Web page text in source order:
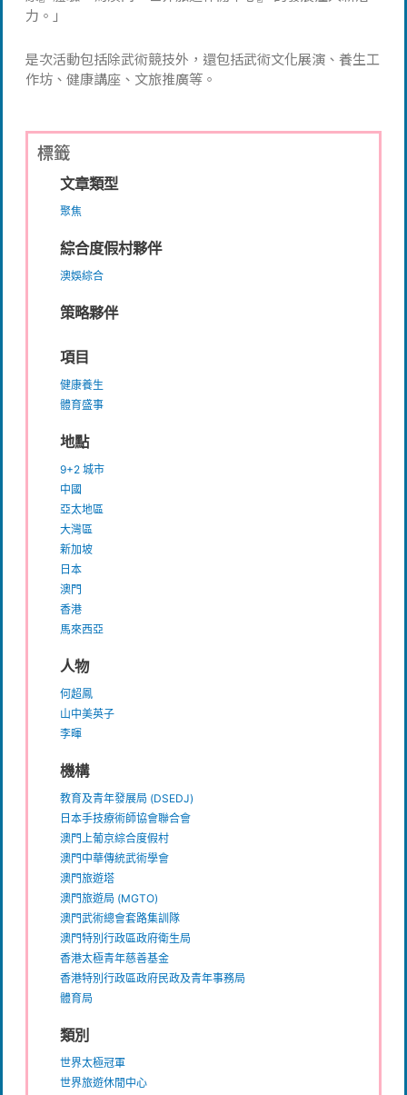
力。」
是次活動包括除武術競技外，還包括武術文化展演、養生工
作坊、健康講座、文旅推廣等。
標籤
文章類型
聚焦
綜合度假村夥伴
澳娛綜合
策略夥伴
項目
健康養生
體育盛事
地點
9+2 城市
中國
亞太地區
大灣區
新加坡
日本
澳門
香港
馬來西亞
人物
何超鳳
山中美英子
李暉
機構
教育及青年發展局 (DSEDJ)
日本手技療術師協會聯合會
澳門上葡京綜合度假村
澳門中華傳統武術學會
澳門旅遊塔
澳門旅遊局 (MGTO)
澳門武術總會套路集訓隊
澳門特別行政區政府衛生局
香港太極青年慈善基金
香港特別行政區政府民政及青年事務局
體育局
類別
世界太極冠軍
世界旅遊休閒中心